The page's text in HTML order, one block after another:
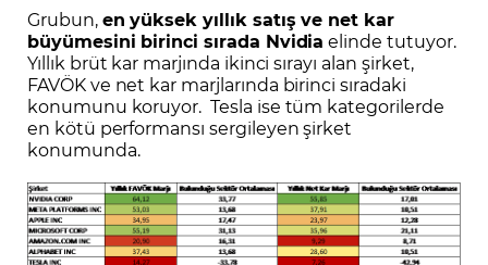
Grubun,en yüksek yıllık satış ve net kar
büyümesini birinci sırada Nvidia elinde tutuyor.
Yıllık brüt kar marjında ikinci sırayı alan şirket,
FAVÖK ve net kar marjlarında birinci sıradaki
konumunu koruyor. Tesla ise tüm kategorilerde
en kötü performansı sergileyen şirket
konumunda.